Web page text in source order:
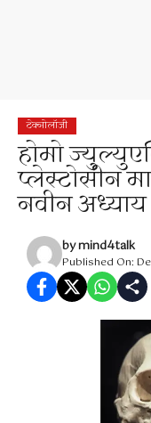
टेक्नोलॉजी
होमो
प्लेस्टोसीन
नवीन अध्याय
bymind4talk
Published On: